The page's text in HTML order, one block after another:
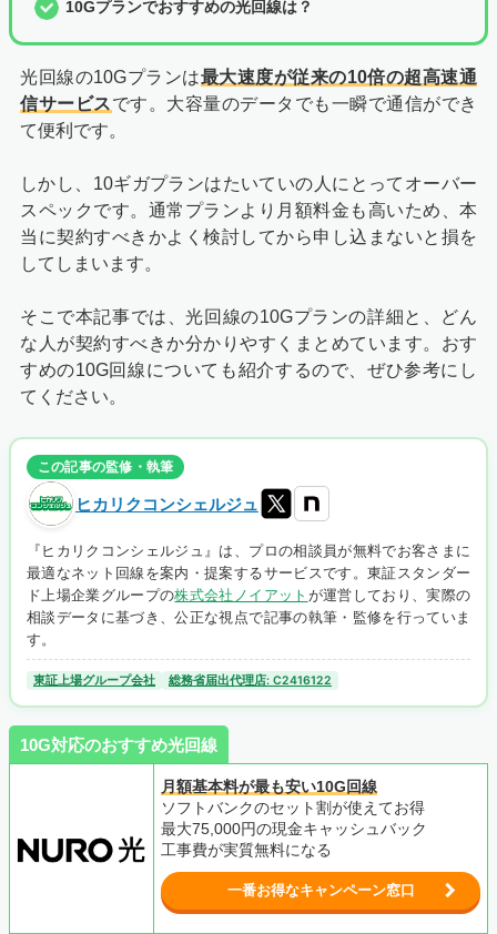
10Gプランでおすすめの光回線は？
光回線の10Gプランは最大速度が従来の10倍の超高速通
信サービスです。大容量のデータでも一瞬で通信ができ
て便利です。
しかし、10ギガプランはたいていの人にとってオーバー
スペックです。通常プランより月額料金も高いため、本
当に契約すべきかよく検討してから申し込まないと損を
してしまいます。
そこで本記事では、光回線の10Gプランの詳細と、どん
な人が契約すべきか分かりやすくまとめています。おす
すめの10G回線についても紹介するので、ぜひ参考にし
てください。
この記事の監修・執筆
ヒカリクコンシェルジュ
『ヒカリクコンシェルジュ』は、プロの相談員が無料でお客さまに
最適なネット回線を案内・提案するサービスです。東証スタンダー
ド上場企業グループの株式会社ノイアット が運営しており、実際の
相談データに基づき、公正な視点で記事の執筆・監修を行っていま
す。
東証上場グループ会社 総務省届出代理店: C2416122
10G対応のおすすめ光回線
月額基本料が最も安い10G回線
ソフトバンクのセット割が使えてお得
最大75,000円の現金キャッシュバック
工事費が実質無料になる
一番お得なキャンペーン窓口